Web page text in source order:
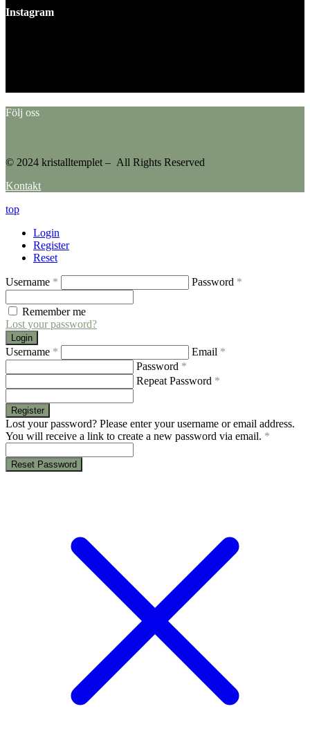
Instagram
Följ oss
© 2024 kristalltemplet – All Rights Reserved
Kontakt
top
Login
Register
Reset
Username * Password *
Remember me
Lost your password?
Login
Username * Email *
Password *
Repeat Password *
Register
Lost your password? Please enter your username or email address.
You will receive a link to create a new password via email. *
Reset Password